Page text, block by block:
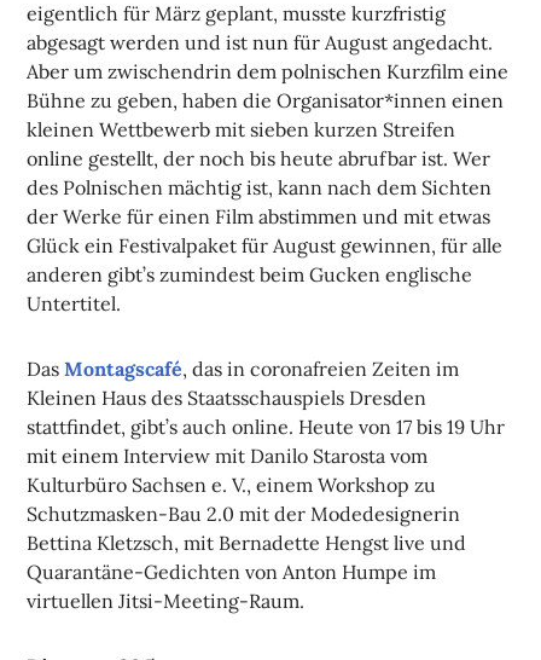
eigentlich für März geplant, musste kurzfristig
abgesagt werden und ist nun für August angedacht.
Aber um zwischendrin dem polnischen Kurzfilm eine
Bühne zu geben, haben die Organisator*innen einen
kleinen Wettbewerb mit sieben kurzen Streifen
online gestellt, der noch bis heute abrufbar ist. Wer
des Polnischen mächtig ist, kann nach dem Sichten
der Werke für einen Film abstimmen und mit etwas
Glück ein Festivalpaket für August gewinnen, für alle
anderen gibt’s zumindest beim Gucken englische
Untertitel.
DasMontagscafé, das in coronafreien Zeiten im
Kleinen Haus des Staatsschauspiels Dresden
stattfindet, gibt’s auch online. Heute von 17 bis 19 Uhr
mit einem Interview mit Danilo Starosta vom
Kulturbüro Sachsen e. V., einem Workshop zu
Schutzmasken-Bau 2.0 mit der Modedesignerin
Bettina Kletzsch, mit Bernadette Hengst live und
Quarantäne-Gedichten von Anton Humpe im
virtuellen Jitsi-Meeting-Raum.